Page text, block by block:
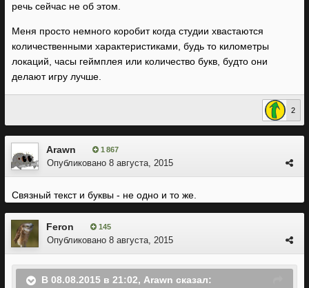
речь сейчас не об этом.
Меня просто немного коробит когда студии хвастаются
количественными характеристиками, будь то километры
локаций, часы геймплея или количество букв, будто они
делают игру лучше.
2
Arawn 1 867
Опубликовано 8 августа, 2015
Связный текст и буквы - не одно и то же.
Feron 145
Опубликовано 8 августа, 2015
В 08.08.2015 в 21:02, Arawn сказал: